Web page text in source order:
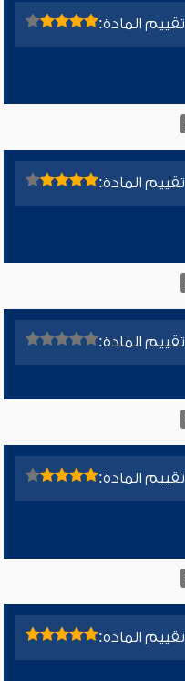
تقييم المادة:
تقييم المادة:
تقييم المادة:
تقييم المادة:
تقييم المادة: